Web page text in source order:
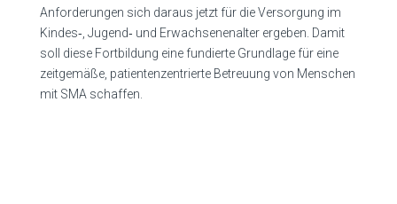
Anforderungen sich daraus jetzt für die Versorgung im
Kindes‑, Jugend‑ und Erwachsenenalter ergeben. Damit
soll diese Fortbildung eine fundierte Grundlage für eine
zeitgemäße, patientenzentrierte Betreuung von Menschen
mit SMA schaffen.